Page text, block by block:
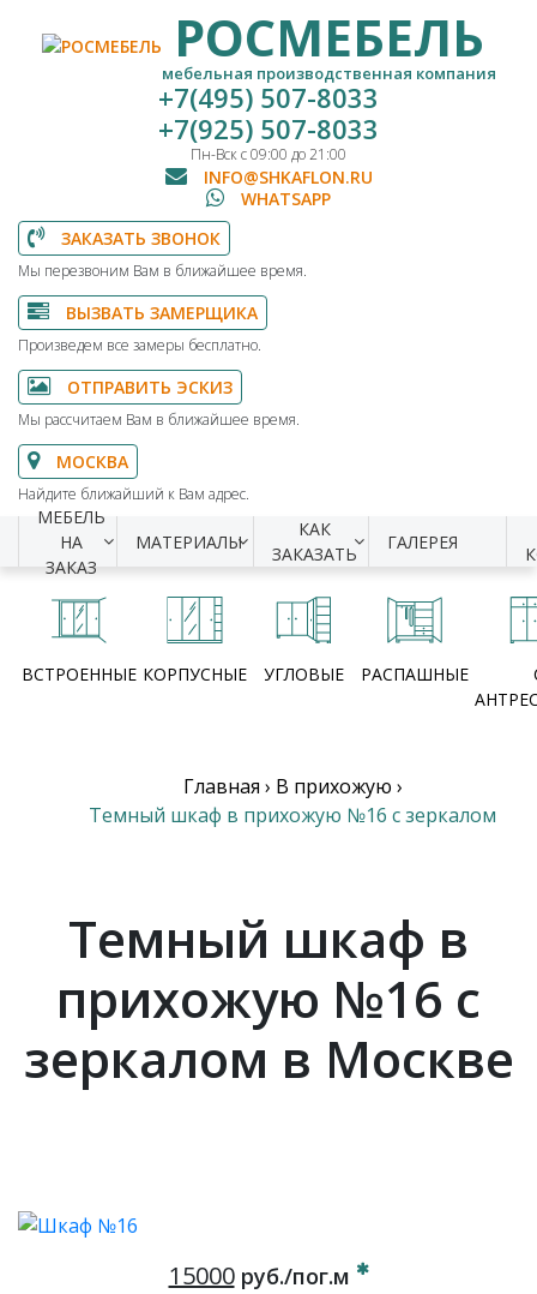
РОСМЕБЕЛЬ
мебельная производственная компания
+7(495) 507-8033
+7(925) 507-8033
Пн-Вск с 09:00 до 21:00
INFO@SHKAFLON.RU
WHATSAPP
ЗАКАЗАТЬ ЗВОНОК
Мы перезвоним Вам в ближайшее время.
ВЫЗВАТЬ ЗАМЕРЩИКА
Произведем все замеры бесплатно.
ОТПРАВИТЬ ЭСКИЗ
Мы рассчитаем Вам в ближайшее время.
МОСКВА
Найдите ближайший к Вам адрес.
МЕБЕЛЬ
НА
ЗАКАЗ
МАТЕРИАЛЫ
КАК
ЗАКАЗАТЬ
ГАЛЕРЕЯ
ВСТРОЕННЫЕ КОРПУСНЫЕ УГЛОВЫЕ РАСПАШНЫЕ
Главная › В прихожую ›
Темный шкаф в прихожую №16 с зеркалом
Темный шкаф в
прихожую №16 с
зеркалом в Москве
15000руб./пог.м